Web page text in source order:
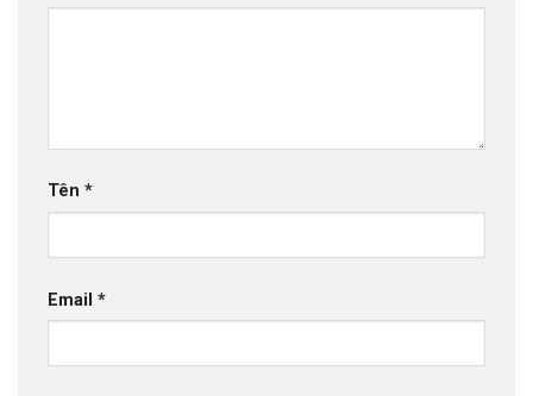
Tên *
Email *